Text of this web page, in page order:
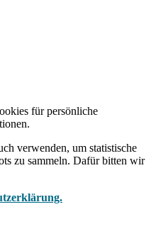
für persönliche
verwenden, um statistische
zu sammeln. Dafür bitten wir